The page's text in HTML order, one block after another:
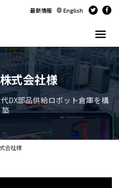
最新情報 English
式会社様
DX部品供給ロボット倉庫を構
築
会社様